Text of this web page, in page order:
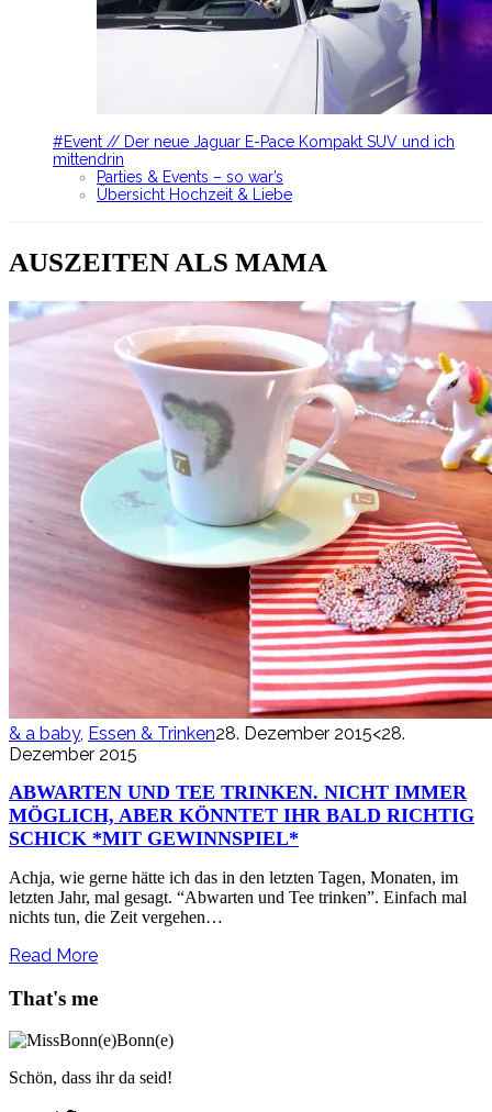
#Event // Der neue Jaguar E-Pace Kompakt SUV und ich
mittendrin
Parties & Events – so war’s
Übersicht Hochzeit & Liebe
AUSZEITEN ALS MAMA
& a baby, Essen & Trinken28. Dezember 2015<28.
Dezember 2015
ABWARTEN UND TEE TRINKEN. NICHT IMMER
MÖGLICH, ABER KÖNNTET IHR BALD RICHTIG
SCHICK *MIT GEWINNSPIEL*
Achja, wie gerne hätte ich das in den letzten Tagen, Monaten, im
letzten Jahr, mal gesagt. “Abwarten und Tee trinken”. Einfach mal
nichts tun, die Zeit vergehen…
Read More
That's me
Schön, dass ihr da seid!